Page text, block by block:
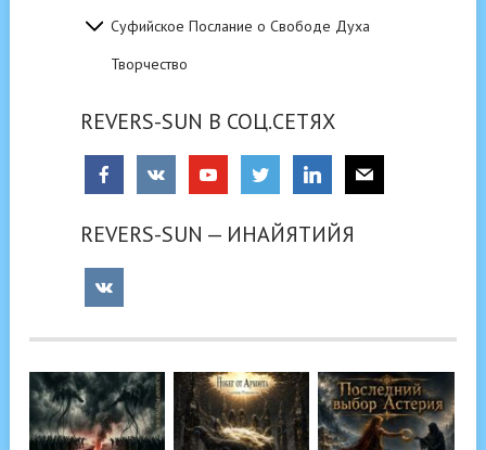
Суфийское Послание о Свободе Духа
Творчество
REVERS-SUN В СОЦ.СЕТЯХ
REVERS-SUN — ИНАЙЯТИЙЯ